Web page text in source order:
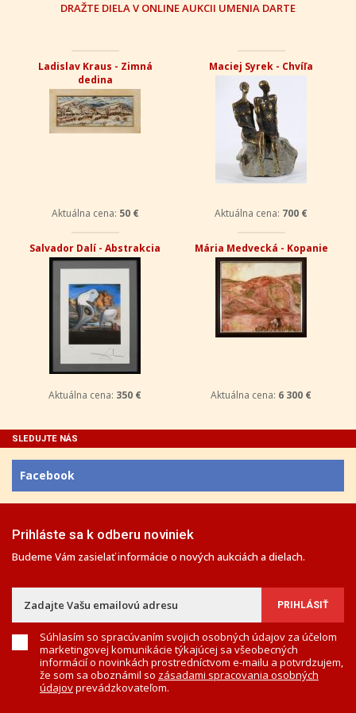
DRAŽTE DIELA V ONLINE AUKCII UMENIA DARTE
Ladislav Kraus - Zimná
dedina
Aktuálna cena: 50 €
Maciej Syrek - Chvíľa
Aktuálna cena: 700 €
Salvador Dalí - Abstrakcia
Aktuálna cena: 350 €
Mária Medvecká - Kopanie
Aktuálna cena: 6 300 €
SLEDUJTE NÁS
Facebook
Prihláste sa k odberu noviniek
Budeme Vám zasielať informácie o nových aukciách a dielach.
Súhlasím so spracúvaním svojich osobných údajov za účelom
marketingovej komunikácie týkajúcej sa všeobecných
informácií o novinkách prostredníctvom e-mailu a potvrdzujem,
že som sa oboznámil so zásadami spracovania osobných
údajovprevádzkovateľom.